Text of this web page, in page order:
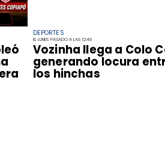
DEPORTES
EL LUNES PASADO A LAS 12:49
Vozinha llega a Colo
generando locura
los hinchas